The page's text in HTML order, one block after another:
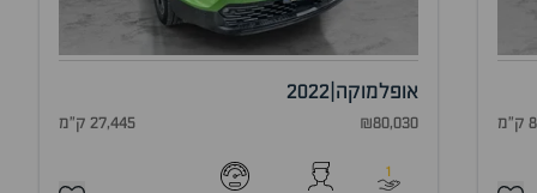
אופלמוקה 2022
₪80,030 27,445 ק"מ
1